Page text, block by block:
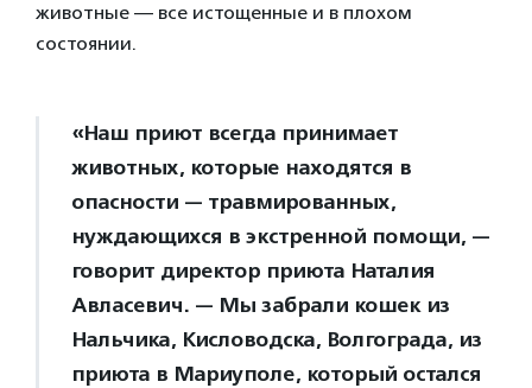
животные — все истощенные и в плохом
состоянии.
«Наш приют всегда принимает
животных, которые находятся в
опасности — травмированных,
нуждающихся в экстренной помощи, —
говорит директор приюта Наталия
Авласевич. — Мы забрали кошек из
Нальчика, Кисловодска, Волгограда, из
приюта в Мариуполе, который остался